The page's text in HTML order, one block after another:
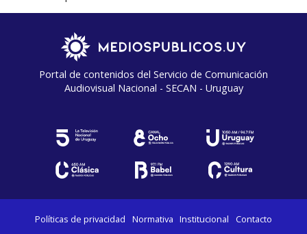
Portal de contenidos del Servicio de Comunicación
Audiovisual Nacional - SECAN - Uruguay
Políticas de privacidad Normativa Institucional Contacto